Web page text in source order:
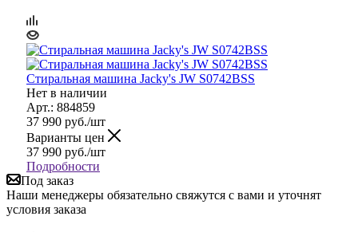
Стиральная машина Jacky's JW S0742BSS
Нет в наличии
Арт.: 884859
37 990 руб./шт
Варианты цен
37 990 руб./шт
Подробности
Под заказ
Наши менеджеры обязательно свяжутся с вами и уточнят
условия заказа